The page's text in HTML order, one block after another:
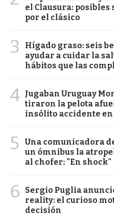
el Clausura:
por el clásico
3
Hígado graso: seis
ayudar a cuidar la
hábitos que las
4 Jugaban Uruguay
tiraron la pelota
insólito accidente
5
Una comunicadora
un ómnibus la
al chofer: "En shock"
6
Sergio Puglia
reality: el curioso
decisión